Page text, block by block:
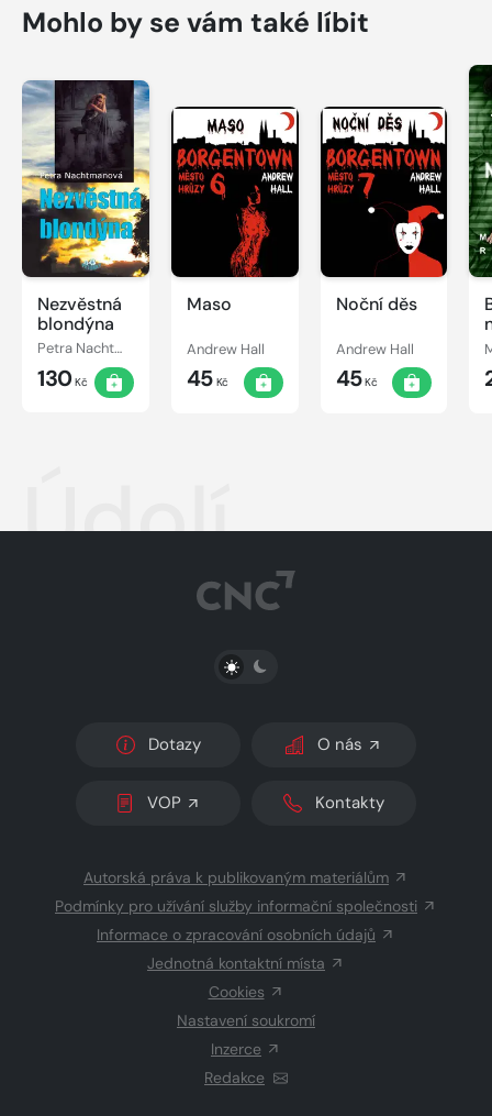
Mohlo by se vám také líbit
Nezvěstná
blondýna
Petra Nachtmanová
130Kč
Maso
Andrew Hall
45Kč
Noční děs
Andrew Hall
45Kč
Údolí
PŘEPNOUT SVĚTLÝ/TMAVÝ REŽIM
Dotazy O nás
VOP Kontakty
Autorská práva k publikovaným materiálům
Podmínky pro užívání služby informační společnosti
Informace o zpracování osobních údajů
Jednotná kontaktní místa
Cookies
Nastavení soukromí
Inzerce
Redakce